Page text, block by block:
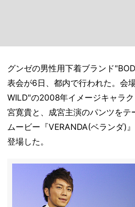
グンゼの男性用下着ブランド
表会が6日、都内で行われた。会
WILD"の2008年イメージキャラ
宮寛貴と、成宮主演のパンツをテ
ムービー『VERANDA(ベランダ)
登場した。